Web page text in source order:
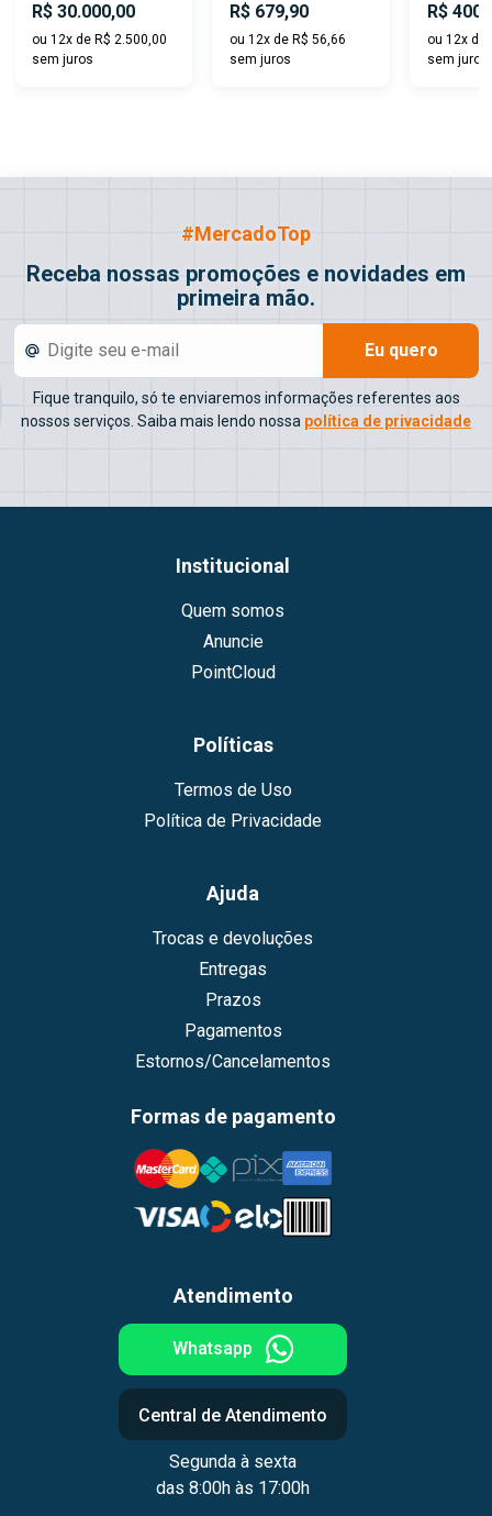
R$ 30.000,00
ou 12x de R$ 2.500,00
sem juros
R$ 679,90
ou 12x de R$ 56,66
sem juros
R$
ou 12x de
sem juros
#MercadoTop
Receba nossas promoções e novidades em
primeira mão.
Eu quero
Fique tranquilo, só te enviaremos informações referentes aos
nossos serviços. Saiba mais lendo nossa política de privacidade
Institucional
Quem somos
Anuncie
PointCloud
Políticas
Termos de Uso
Política de Privacidade
Ajuda
Trocas e devoluções
Entregas
Prazos
Pagamentos
Estornos/Cancelamentos
Formas de pagamento
Atendimento
Whatsapp
Central de Atendimento
Segunda à sexta
das 8:00h às 17:00h